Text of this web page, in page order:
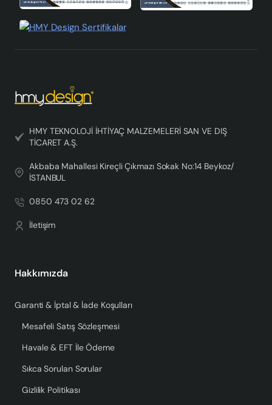
HMY TEKNOLOJİ İHTİYAÇ MALZEMELERİ SAN VE DIŞ
TİCARET A.Ş.
Akbaba Mahallesi Kireçli Çıkmazı Sokak No:14 Beykoz/
İSTANBUL
0850 473 02 62
İletişim
Hakkımızda
Garanti & İptal & İade Koşulları
Mesafeli Satış Sözleşmesi
Havale & EFT İle Ödeme
Sıkca Sorulan Sorular
Gizlilik Politikası